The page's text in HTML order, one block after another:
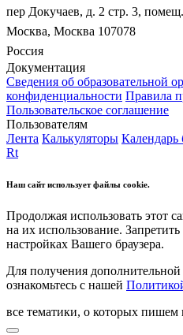
пер Докучаев, д. 2 стр. 3,
Москва, Москва 107078
Россия
Документация
Сведения об образовательной
конфиденциальности Правила
Пользовательское соглашение
Пользователям
Лента Калькуляторы Календарь
Rt
Наш сайт использует файлы cookie.
Продолжая использовать этот
на их использование.
настройках Вашего браузера.
Для получения
ознакомьтесь с нашей
все тематики, о которых пишем